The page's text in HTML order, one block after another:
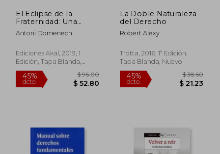
El Eclipse de la
Fraternidad: Una
Revisión Republicana
de la Tradición
Antoni Domenech
Ediciones Akal, 2019, 1
Edición, Tapa Blanda,
Nuevo
La Doble Naturaleza
del Derecho
Robert Alexy
Trotta, 2016, 1ª Edición,
Tapa Blanda, Nuevo